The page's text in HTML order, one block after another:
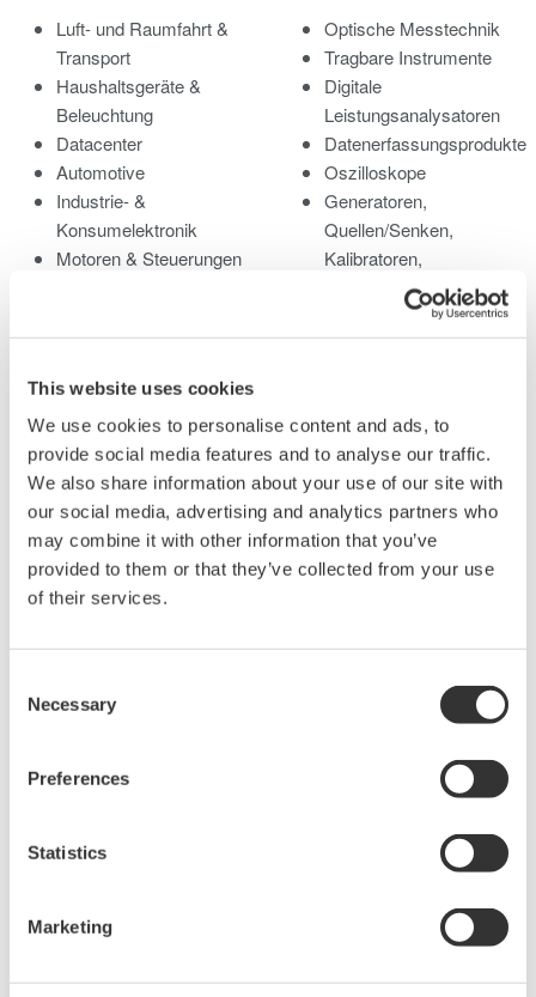
This website uses cookies
We use cookies to personalise content and ads, to
provide social media features and to analyse our traffic.
We also share information about your use of our site with
our social media, advertising and analytics partners who
may combine it with other information that you’ve
provided to them or that they’ve collected from your use
of their services.
Selection
Necessary
Preferences
Statistics
Marketing
Luft- und Raumfahrt &
Transport
Haushaltsgeräte &
Beleuchtung
Datacenter
Automotive
Industrie- &
Konsumelektronik
Motoren & Steuerungen
Photonik Analyse &
Quantum Computing
Erneuerbare & fossile
Energien
Halbleiter & Embedded
Systeme
Medical & Healthcare
Optische Messtechnik
Tragbare Instrumente
Digitale
Leistungsanalysatoren
Datenerfassungsprodukte
Oszilloskope
Generatoren,
Quellen/Senken,
Kalibratoren,
Digitalmultimeter
Manometer
Weitere Messgeräte
Sonderkonditionen
Eingestellte Produkte
Downloads
Videos
Communications
Laser and Photonics